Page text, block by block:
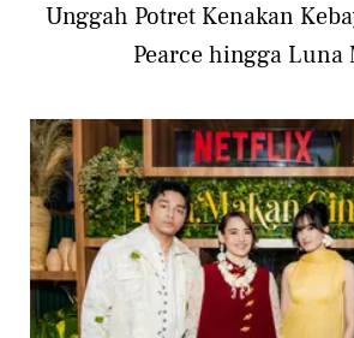
Unggah Potret Kenakan
Pearce hingga Luna